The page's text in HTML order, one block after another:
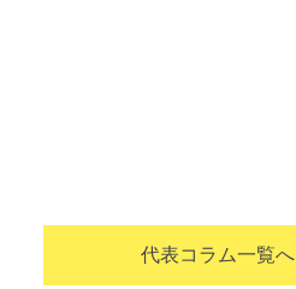
代表コラム一覧へ